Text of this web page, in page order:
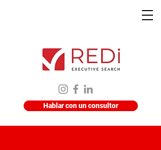
Hablar con un consultor